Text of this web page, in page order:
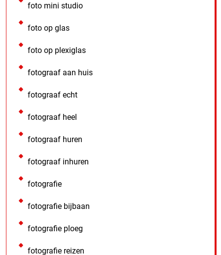
foto mini studio
foto op glas
foto op plexiglas
fotograaf aan huis
fotograaf echt
fotograaf heel
fotograaf huren
fotograaf inhuren
fotografie
fotografie bijbaan
fotografie ploeg
fotografie reizen